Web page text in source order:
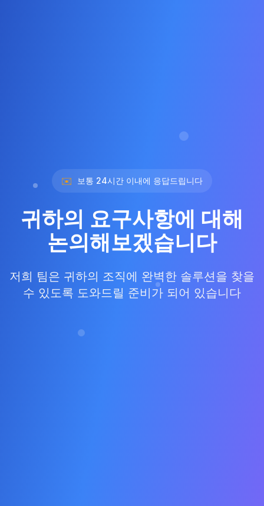
✉️ 보통 24시간 이내에 응답드립니다
귀하의 요구사항에 대해
논의해보겠습니다
저희 팀은 귀하의 조직에 완벽한 솔루션을 찾을
수 있도록 도와드릴 준비가 되어 있습니다